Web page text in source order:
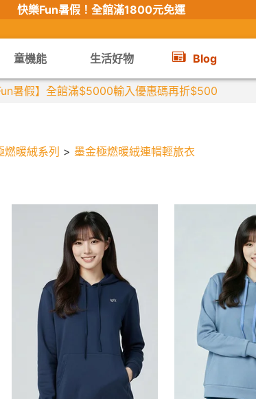
快樂Fun暑假！ 全館滿1800元免運
童機能 生活好物 Blog
燃暖絨系列 > 墨金極燃暖絨連帽輕旅衣